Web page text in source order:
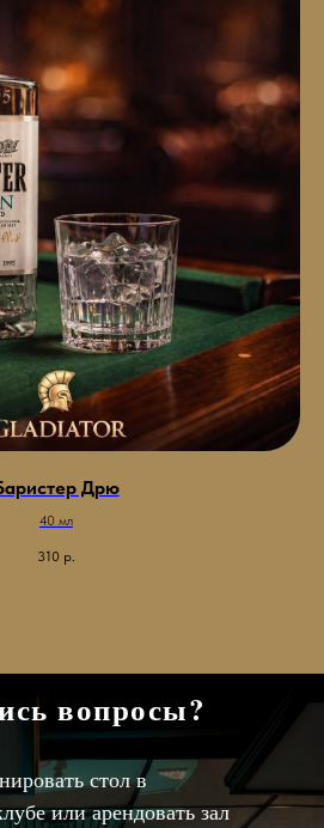
Дрю
40 мл
310 р.
вопросы?
стол в
или арендовать зал